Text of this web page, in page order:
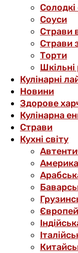
Соуси
Страви
Страви
Торти
Кулінарні
Новини
Здорове
Кулінарна
Страви
Кухні світу